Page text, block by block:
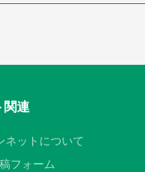
関連
ネットについて
フォーム